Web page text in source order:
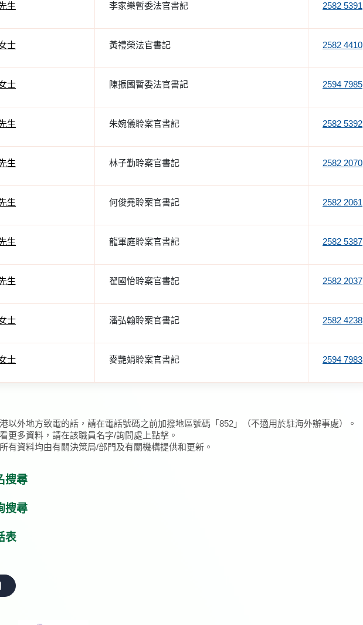
生 李家樂暫委法官書記 2582 5391
士 黃禮榮法官書記 2582 4410
士 陳振國暫委法官書記 2594 7985
生 朱婉儀聆案官書記 2582 5392
生 林子勤聆案官書記 2582 2070
生 何俊堯聆案官書記 2582 2061
生 龍軍庭聆案官書記 2582 5387
生 翟國怡聆案官書記 2582 2037
士 潘弘翰聆案官書記 2582 4238
士 麥艷娟聆案官書記 2594 7983
以外地方致電的話，請在電話號碼之前加撥地區號碼「852」（不適用於駐海外辦事處）。
更多資料，請在該職員名字/詢問處上點擊。
有資料均由有關決策局/部門及有關機構提供和更新。
搜尋
搜尋
表